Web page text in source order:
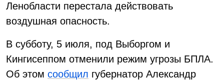
Ленобласти перестала действовать
воздушная опасность.
В субботу, 5 июля, под Выборгом и
Кингисеппом отменили режим угрозы БПЛА.
Об этом сообщил губернатор Александр